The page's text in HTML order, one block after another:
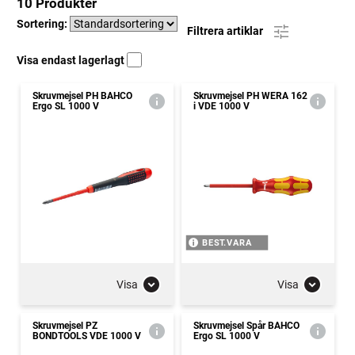
10 Produkter
Sortering:
Filtrera artiklar
Visa endast lagerlagt
Skruvmejsel PH BAHCO
Ergo SL 1000 V
Visa
Skruvmejsel PH WERA 162
i VDE 1000 V
BEST.VARA
Visa
Skruvmejsel PZ
BONDTOOLS VDE 1000 V
Skruvmejsel Spår BAHCO
Ergo SL 1000 V